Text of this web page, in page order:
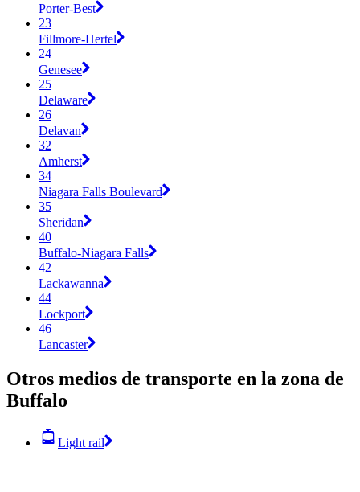
Porter-Best
23
Fillmore-Hertel
24
Genesee
25
Delaware
26
Delavan
32
Amherst
34
Niagara Falls Boulevard
35
Sheridan
40
Buffalo-Niagara Falls
42
Lackawanna
44
Lockport
46
Lancaster
Otros medios de transporte en la zona de
Buffalo
Light rail